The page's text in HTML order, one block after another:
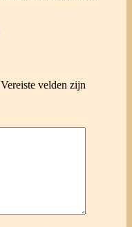
Vereiste velden zijn